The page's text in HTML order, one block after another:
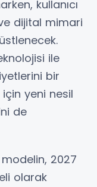
kullanıcı
dijital mimari
ile
bir
yeni nesil
de
2027
olarak